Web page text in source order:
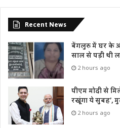
Recent News
बेंगलुरु में घर के
साल से पड़ी थी
2 hours ago
पीएम मोदी से
रखूंगा ये सुबह’,
2 hours ago